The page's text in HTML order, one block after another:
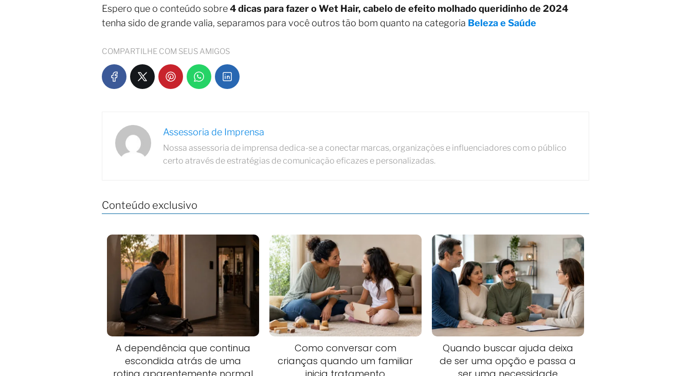
Espero que o conteúdo sobre4 dicas para fazer o Wet Hair, cabelo de efeito molhado queridinho de 2024
tenha sido de grande valia, separamos para você outros tão bom quanto na categoria Beleza e Saúde
COMPARTILHE COM SEUS AMIGOS
Assessoria de Imprensa
Nossa assessoria de imprensa dedica-se a conectar marcas, organizações e influenciadores com o público
certo através de estratégias de comunicação eficazes e personalizadas.
Conteúdo exclusivo
A dependência que continua
escondida atrás de uma
Como conversar com
crianças quando um familiar
Quando buscar ajuda deixa
de ser uma opção e passa a